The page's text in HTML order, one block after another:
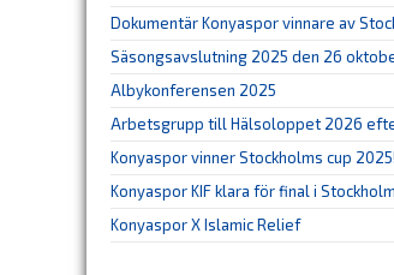
Dokumentär Konyaspor vinnare av
Säsongsavslutning 2025 den 26
Albykonferensen 2025
Arbetsgrupp till Hälsoloppet 2026
Konyaspor vinner Stockholms cup 2025!
Konyaspor KIF klara för final i
Konyaspor X Islamic Relief